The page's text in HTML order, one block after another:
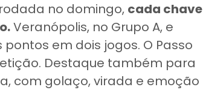
no domingo, cada chave
Veranópolis, no Grupo A, e
em dois jogos. O Passo
Destaque também para
com golaço, virada e emoção